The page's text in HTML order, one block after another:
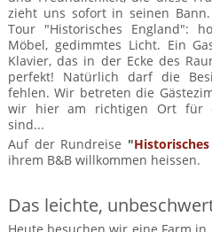
zieht uns sofort in seinen
Tour "Historisches England":
Möbel, gedimmtes Licht. Ein
Klavier, das in der Ecke des
perfekt! Natürlich darf die
fehlen. Wir betreten die
wir hier am richtigen Ort für
sind...
Auf der Rundreise "
ihrem B&B willkommen heissen.
Das leichte,